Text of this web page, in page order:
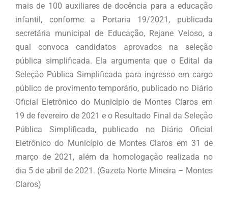
mais de 100 auxiliares de docência para a educação
infantil, conforme a Portaria 19/2021, publicada
secretária municipal de Educação, Rejane Veloso, a
qual convoca candidatos aprovados na seleção
pública simplificada. Ela argumenta que o Edital da
Seleção Pública Simplificada para ingresso em cargo
público de provimento temporário, publicado no Diário
Oficial Eletrônico do Município de Montes Claros em
19 de fevereiro de 2021 e o Resultado Final da Seleção
Pública Simplificada, publicado no Diário Oficial
Eletrônico do Município de Montes Claros em 31 de
março de 2021, além da homologação realizada no
dia 5 de abril de 2021. (Gazeta Norte Mineira – Montes
Claros)